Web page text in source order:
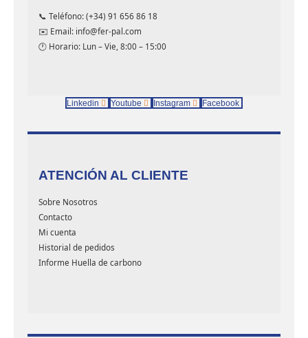
📞 Teléfono: (+34) 91 656 86 18
✉️ Email: info@fer-pal.com
🕐 Horario: Lun – Vie, 8:00 – 15:00
Linkedin Youtube Instagram Facebook
ATENCIÓN AL CLIENTE
Sobre Nosotros
Contacto
Mi cuenta
Historial de pedidos
Informe Huella de carbono